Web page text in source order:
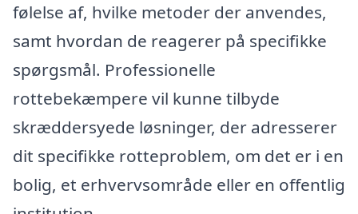
følelse af, hvilke metoder der anvendes,
samt hvordan de reagerer på specifikke
spørgsmål. Professionelle
rottebekæmpere vil kunne tilbyde
skræddersyede løsninger, der adresserer
dit specifikke rotteproblem, om det er i en
bolig, et erhvervsområde eller en offentlig